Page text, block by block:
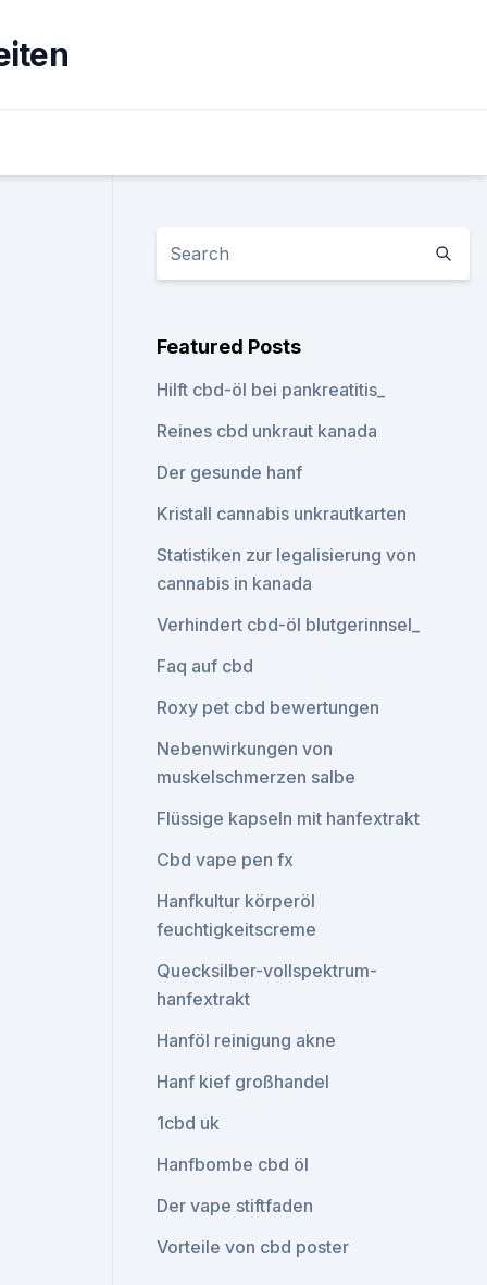
Featured Posts
Hilft cbd-öl bei pankreatitis_
Reines cbd unkraut kanada
Der gesunde hanf
Kristall cannabis unkrautkarten
Statistiken zur legalisierung von
cannabis in kanada
Verhindert cbd-öl blutgerinnsel_
Faq auf cbd
Roxy pet cbd bewertungen
Nebenwirkungen von
muskelschmerzen salbe
Flüssige kapseln mit hanfextrakt
Cbd vape pen fx
Hanfkultur körperöl
feuchtigkeitscreme
Quecksilber-vollspektrum-
hanfextrakt
Hanföl reinigung akne
Hanf kief großhandel
1cbd uk
Hanfbombe cbd öl
Der vape stiftfaden
Vorteile von cbd poster